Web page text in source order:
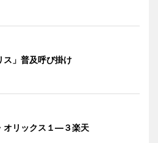
ス」普及呼び掛け
オリックス１―３楽天